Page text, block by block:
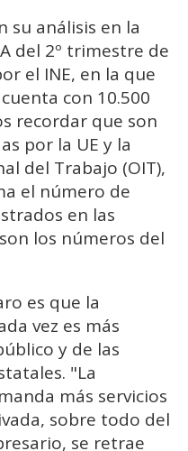
su análisis en la
del 2º trimestre de
el INE, en la que
con 10.500
recordar que son
por la UE y la
del Trabajo (OIT),
el número de
en las
los números del
es que la
vez es más
y de las
"La
más servicios
sobre todo del
se retrae